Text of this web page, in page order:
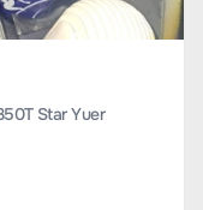
Star Yuer